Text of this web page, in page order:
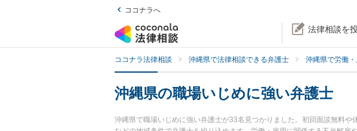
ココナラへ
法律相談を
ココナラ法律相談 沖縄県で法律相談できる弁護士 沖縄県で労働
沖縄県の職場いじめに強い弁護士
沖縄県で職場いじめに強い弁護士が33名見つかりました。初回面談無料